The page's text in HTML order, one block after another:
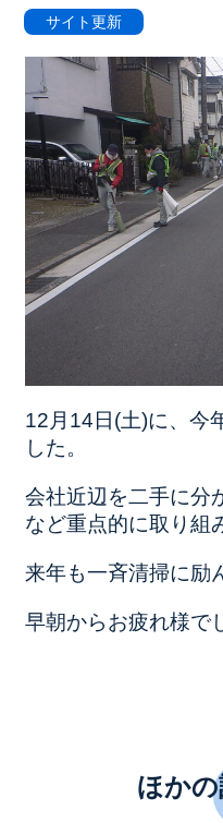
サイト更新
12月14日(土)に、今
した。
会社近辺を二手に分
など重点的に取り組
来年も一斉清掃に励
早朝からお疲れ様で
ほか